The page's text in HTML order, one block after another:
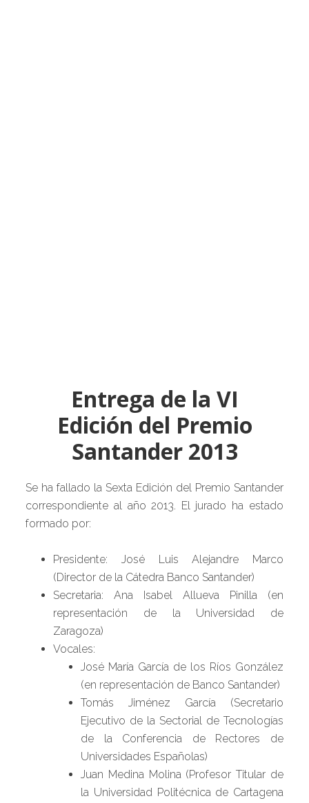
Entrega de la VI
Edición del Premio
Santander 2013
Se ha fallado la Sexta Edición del Premio Santander
correspondiente al año 2013. El jurado ha estado
formado por:
Presidente: José Luis Alejandre Marco
(Director de la Cátedra Banco Santander)
Secretaria: Ana Isabel Allueva Pinilla (en
representación de la Universidad de
Zaragoza)
Vocales:
José María García de los Ríos González
(en representación de Banco Santander)
Tomás Jiménez García (Secretario
Ejecutivo de la Sectorial de Tecnologías
de la Conferencia de Rectores de
Universidades Españolas)
Juan Medina Molina (Profesor Titular de
la Universidad Politécnica de Cartagena